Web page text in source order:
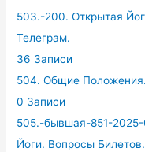
503.-200. Открытая
Телеграм.
36 Записи
504. Общие Положения.
0 Записи
505.-бывшая-851-
Йоги. Вопросы